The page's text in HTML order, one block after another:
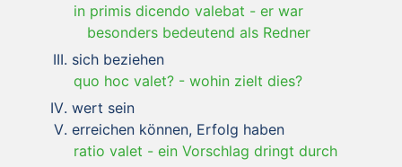
in primis dicendo valebat - er war
besonders bedeutend als Redner
sich beziehen
quo hoc valet? - wohin zielt dies?
wert sein
erreichen können, Erfolg haben
ratio valet - ein Vorschlag dringt durch